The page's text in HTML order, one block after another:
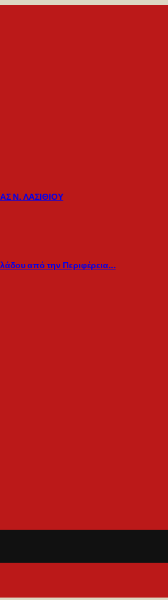
Ν. ΛΑΣΙΘΙΟΥ
από την Περιφέρεια…